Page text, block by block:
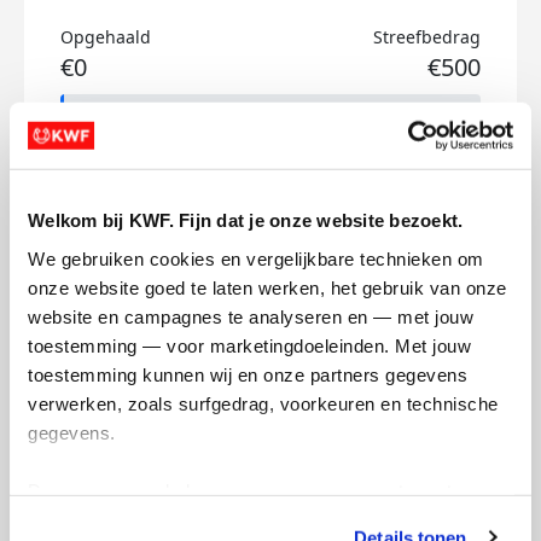
Welkom bij KWF. Fijn dat je onze website bezoekt.
We gebruiken cookies en vergelijkbare technieken om
onze website goed te laten werken, het gebruik van onze
website en campagnes te analyseren en — met jouw
toestemming — voor marketingdoeleinden. Met jouw
toestemming kunnen wij en onze partners gegevens
verwerken, zoals surfgedrag, voorkeuren en technische
gegevens.
Opgehaald
€0
Streefbedrag
€500
Doneer
Alexander's badges